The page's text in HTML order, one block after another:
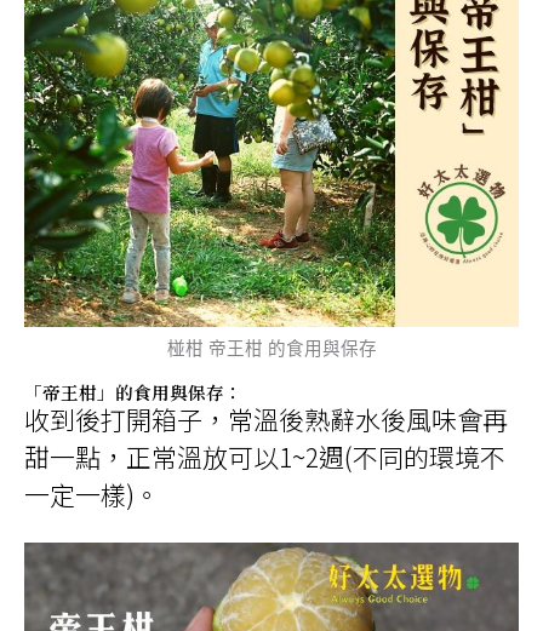
椪柑 帝王柑 的食用與保存
「帝王柑」的食用與保存：
收到後打開箱子，常溫後熟辭水後風味會再
甜一點，正常溫放可以1~2週(不同的環境不
一定一樣)。